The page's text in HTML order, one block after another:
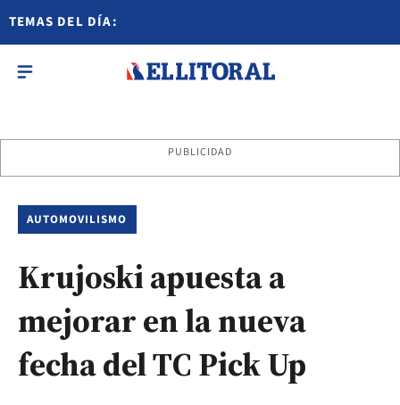
TEMAS DEL DÍA:
PUBLICIDAD
AUTOMOVILISMO
Krujoski apuesta a
mejorar en la nueva
fecha del TC Pick Up